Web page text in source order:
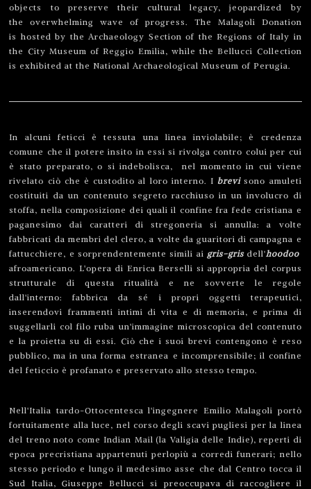
objects to preserve their cultural legacy, jeopardized by
the overwhelming wave of progress. The Malagoli Donation
is hosted by the Archaeology Section of the Regions of Italy in
the City Museum of Reggio Emilia, while the Bellucci Collection
is exhibited at the National Archaeological Museum of Perugia.
In alcuni feticci è tessuta una linea inviolabile; è credenza
comune che il potere insito in essi si rivolga contro colui per cui
è stato preparato, o si indebolisca, nel momento in cui viene
rivelato ciò che è custodito al loro interno. I brevisono amuleti
costituiti da un contenuto segreto racchiuso in un involucro di
stoffa, nella composizione dei quali il confine fra fede cristiana e
paganesimo dai caratteri di stregoneria si annulla: a volte
fabbricati da membri del clero, a volte da guaritori di campagna e
fattucchiere, e sorprendentemente simili ai gris-grisdell'hoodoo
afroamericano. L'opera di Enrica Berselli si appropria del corpus
strutturale di questa ritualità e ne sovverte le regole
dall'interno: fabbrica da sé i propri oggetti terapeutici,
inserendovi frammenti intimi di vita e di memoria, e prima di
suggellarli col filo ruba un'immagine microscopica del contenuto
e la proietta su di essi. Ciò che i suoi brevi contengono è reso
pubblico, ma in una forma estranea e incomprensibile; il confine
del feticcio è profanato e preservato allo stesso tempo.
Nell'Italia tardo-Ottocentesca l'ingegnere Emilio Malagoli portò
fortuitamente alla luce, nel corso degli scavi pugliesi per la linea
del treno noto come Indian Mail (la Valigia delle Indie), reperti di
epoca precristiana appartenuti perlopiù a corredi funerari; nello
stesso periodo e lungo il medesimo asse che dal Centro tocca il
Sud Italia, Giuseppe Bellucci si preoccupava di raccogliere il